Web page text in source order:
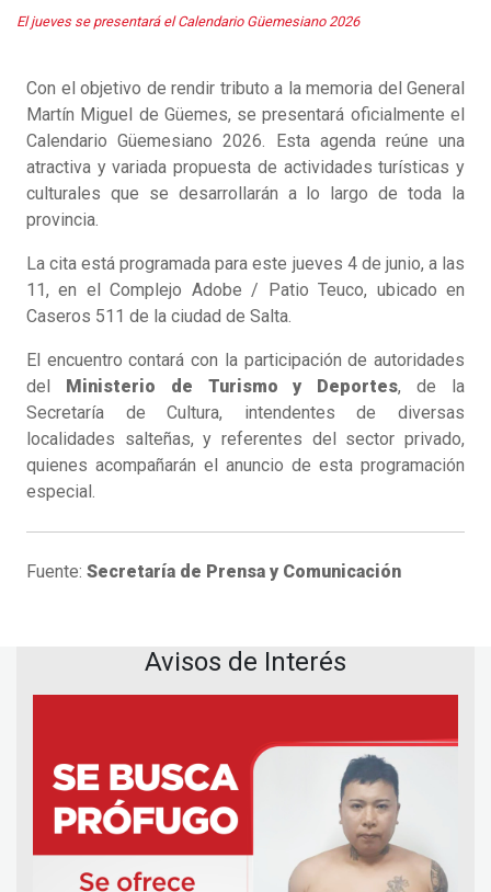
El jueves se presentará el Calendario Güemesiano 2026
Con el objetivo de rendir tributo a la memoria del General
Martín Miguel de Güemes, se presentará oficialmente el
Calendario Güemesiano 2026. Esta agenda reúne una
atractiva y variada propuesta de actividades turísticas y
culturales que se desarrollarán a lo largo de toda la
provincia.
La cita está programada para este jueves 4 de junio, a las
11, en el Complejo Adobe / Patio Teuco, ubicado en
Caseros 511 de la ciudad de Salta.
El encuentro contará con la participación de autoridades
del Ministerio de Turismo y Deportes, de la
Secretaría de Cultura, intendentes de diversas
localidades salteñas, y referentes del sector privado,
quienes acompañarán el anuncio de esta programación
especial.
Fuente: Secretaría de Prensa y Comunicación
Avisos de Interés